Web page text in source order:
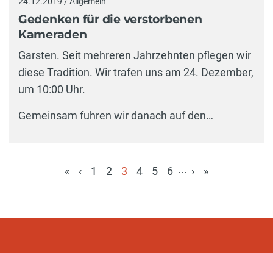
Gedenken für die verstorbenen
Kameraden
Garsten. Seit mehreren Jahrzehnten pflegen wir
diese Tradition. Wir trafen uns am 24. Dezember,
um 10:00 Uhr.
Gemeinsam fuhren wir danach auf den…
« ‹ 1 2
3
4 5 6 ... › »